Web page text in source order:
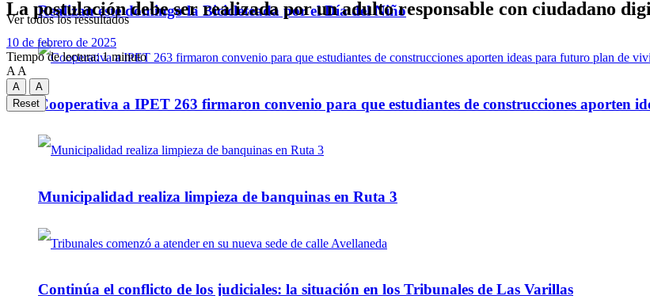
Realizan este domingo la Bicicleteada por el Día del Niño
Cooperativa a IPET 263 firmaron convenio para que estudiantes de construcciones aporten
Municipalidad realiza limpieza de banquinas en Ruta 3
Continúa el conflicto de los judiciales: la situación en los Tribunales de Las Varillas
Ver todos los ressultados
La postulación debe ser realizada por un adulto responsable con ciudadano
10 de febrero de 2025
Tiempo de lectura: 1 minuto
A A
A
A
Reset